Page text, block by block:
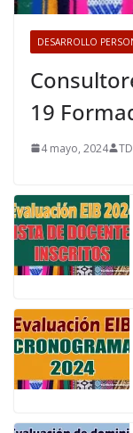
DESARROLLO
19
4 mayo, 2024